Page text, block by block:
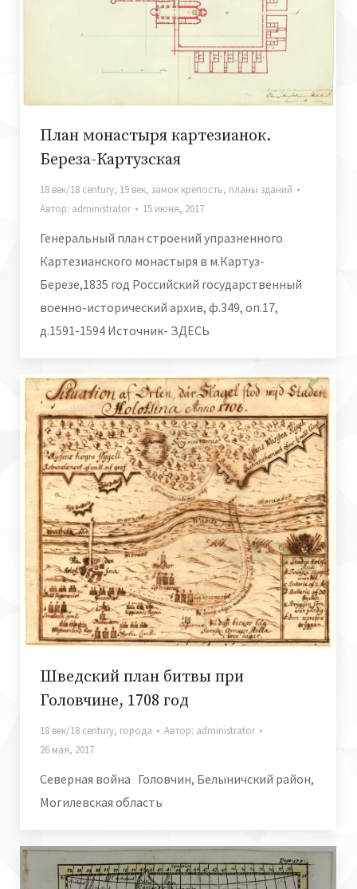
План монастыря картезианок.
Береза-Картузская
18 век/18 century, 19 век, замок крепость, планы зданий
Автор: administrator 15 июня, 2017
Генеральный план строений упразненного
Картезианского монастыря в м.Картуз-
Березе,1835 год Российский государственный
военно-исторический архив, ф.349, оп.17,
д.1591-1594 Источник- ЗДЕСЬ
Шведский план битвы при
Головчине, 1708 год
18 век/18 century, города Автор: administrator
26 мая, 2017
Северная война Головчин, Белыничский район,
Могилевская область